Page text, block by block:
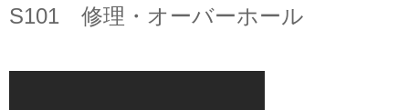
S101 修理・オーバーホール